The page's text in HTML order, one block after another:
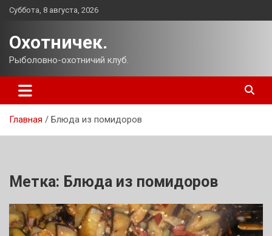
Перейти
Суббота, 8 августа, 2026
Охотничек.
Рыболовно-охотничий клуб.
Главная Блюда из помидоров
Метка: Блюда из помидоров